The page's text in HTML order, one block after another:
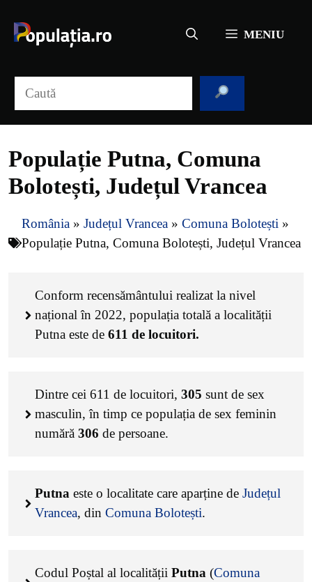
conținut
MENIU
Populație Putna, Comuna
Bolotești, Județul Vrancea
România » Județul Vrancea » Comuna Bolotești »
Populație Putna, Comuna Bolotești, Județul Vrancea
Conform recensământului realizat la nivel
național în 2022, populația totală a localității
Putna este de 611 de locuitori.
Dintre cei 611 de locuitori, 305 sunt de sex
masculin, în timp ce populația de sex feminin
numără 306 de persoane.
Putna este o localitate care aparține de Județul
Vrancea, din Comuna Bolotești.
Codul Poștal al localității Putna (Comuna